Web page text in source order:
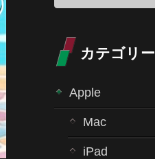
カテゴリー
Apple
Mac
iPad